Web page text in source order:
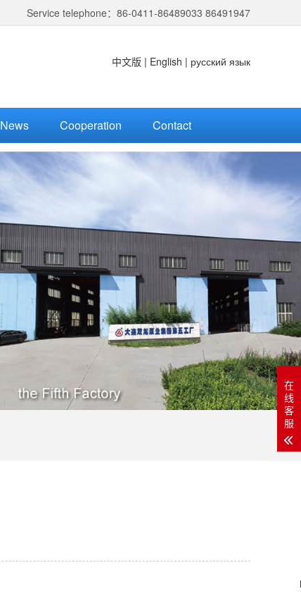
Service telephone：86-0411-86489033 86491947
中文版 | English | русский язык
News Cooperation Contact
在
线
客
服